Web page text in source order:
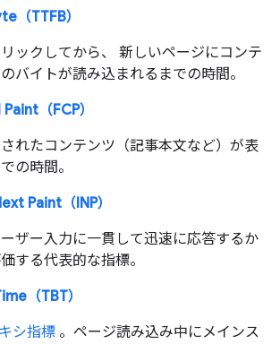
（TTFB）
ックしてから、 新しいページにコンテ
バイトが読み込まれるまでの時間。
（FCP）
れたコンテンツ（記事本文など）が表
の時間。
Paint（INP）
ザー入力に一貫して迅速に応答するか
する代表的な指標。
（TBT）
シ指標 。ページ読み込み中にメインス